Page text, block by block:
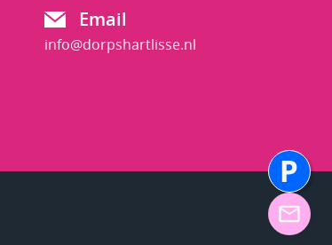
Email
info@dorpshartlisse.nl